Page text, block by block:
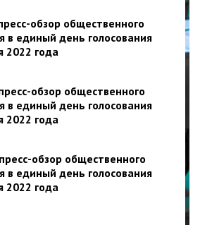
обзор общественного
в единый день голосования
2022 года
обзор общественного
в единый день голосования
2022 года
обзор общественного
в единый день голосования
2022 года